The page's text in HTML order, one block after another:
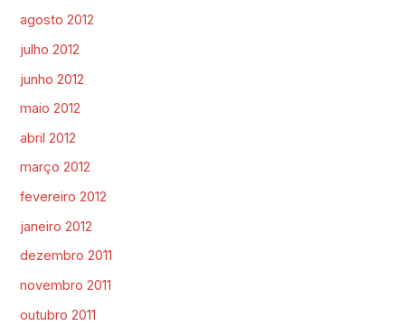
agosto 2012
julho 2012
junho 2012
maio 2012
abril 2012
março 2012
fevereiro 2012
janeiro 2012
dezembro 2011
novembro 2011
outubro 2011